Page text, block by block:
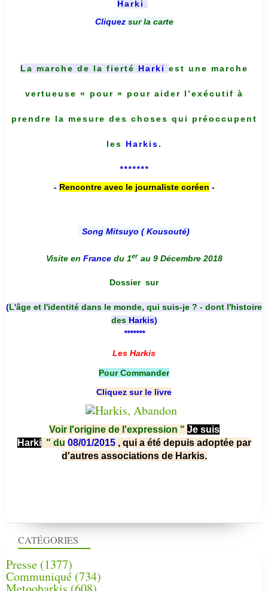
CATÉGORIES
Presse (1377)
Communiqué (734)
Harki .
Cliquez sur la carte
La marche de la fierté Harki est une marche
vertueuse « pour » pour aider l’exécutif à
prendre la mesure des choses qui préoccupent
les Harkis.
*******
- Rencontre avec le journaliste coréen -
Song Mitsuyo ( Kousouté)
Visite en France du 1er au 9 Décembre 2018
Dossier sur
(L'âge et l'identité dans le monde, qui suis-je ? - dont l'histoire
des Harkis)
*******
Les Harkis
Pour Commander
Cliquez sur le livre
Voir l'origine de l'expression " Je suis
Harki " du 08/01/2015 , qui a été depuis adoptée par
d'autres associations de Harkis.